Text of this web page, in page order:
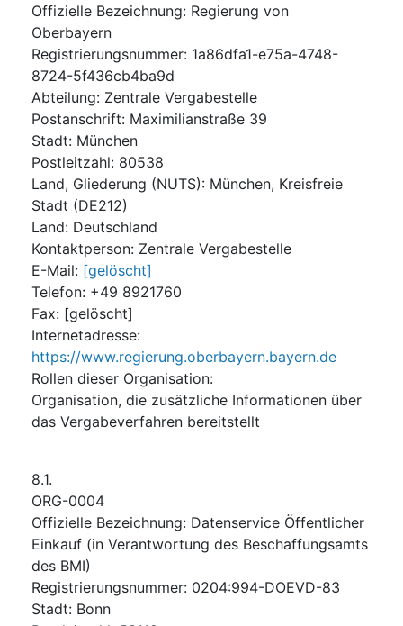
Offizielle Bezeichnung: Regierung von
Oberbayern
Registrierungsnummer: 1a86dfa1-e75a-4748-
8724-5f436cb4ba9d
Abteilung: Zentrale Vergabestelle
Postanschrift: Maximilianstraße 39
Stadt: München
Postleitzahl: 80538
Land, Gliederung (NUTS): München, Kreisfreie
Stadt (DE212)
Land: Deutschland
Kontaktperson: Zentrale Vergabestelle
E-Mail: [gelöscht]
Telefon: +49 8921760
Fax: [gelöscht]
Internetadresse:
https://www.regierung.oberbayern.bayern.de
Rollen dieser Organisation:
Organisation, die zusätzliche Informationen über
das Vergabeverfahren bereitstellt
8.1.
ORG-0004
Offizielle Bezeichnung: Datenservice Öffentlicher
Einkauf (in Verantwortung des Beschaffungsamts
des BMI)
Registrierungsnummer: 0204:994-DOEVD-83
Stadt: Bonn